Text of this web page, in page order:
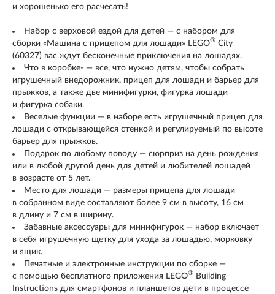
и хорошенько его расчесать!
Набор с верховой ездой для детей — с набором для
сборки «Машина с прицепом для лошади» LEGO® City
(60327) вас ждут бесконечные приключения на лошадях.
Что в коробке- — все, что нужно детям, чтобы собрать
игрушечный внедорожник, прицеп для лошади и барьер для
прыжков, а также две минифигурки, фигурка лошади
и фигурка собаки.
Веселые функции — в наборе есть игрушечный прицеп для
лошади с открывающейся стенкой и регулируемый по высоте
барьер для прыжков.
Подарок по любому поводу — сюрприз на день рождения
или в любой другой день для детей и любителей лошадей
в возрасте от 5 лет.
Место для лошади — размеры прицепа для лошади
в собранном виде составляют более 9 см в высоту, 16 см
в длину и 7 см в ширину.
Забавные аксессуары для минифигурок — набор включает
в себя игрушечную щетку для ухода за лошадью, морковку
и ящик.
Печатные и электронные инструкции по сборке —
с помощью бесплатного приложения LEGO® Building
Instructions для смартфонов и планшетов дети в процессе